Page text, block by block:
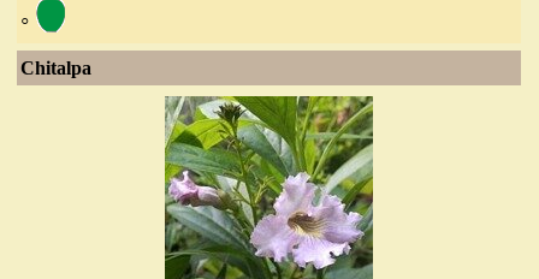
◦
Chitalpa